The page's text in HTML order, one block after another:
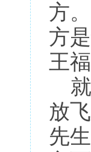
方
方
王
就
放
先